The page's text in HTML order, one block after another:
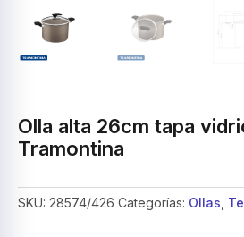
Olla alta 26cm tapa
Tramontina
SKU: 28574/426 Categorías: Ollas